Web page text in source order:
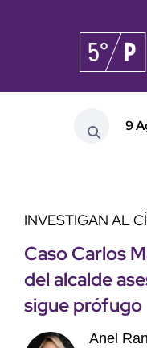
9
INVESTIGAN AL
Caso Carlos
del alcalde
sigue prófugo
Anel